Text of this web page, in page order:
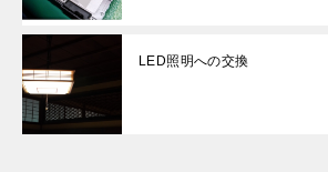
LED照明への交換